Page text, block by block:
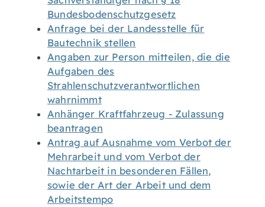
Bundesbodenschutzgesetz
Anfrage bei der Landesstelle für
Bautechnik stellen
Angaben zur Person mitteilen, die die
Aufgaben des
Strahlenschutzverantwortlichen
wahrnimmt
Anhänger Kraftfahrzeug - Zulassung
beantragen
Antrag auf Ausnahme vom Verbot der
Mehrarbeit und vom Verbot der
Nachtarbeit in besonderen Fällen,
sowie der Art der Arbeit und dem
Arbeitstempo